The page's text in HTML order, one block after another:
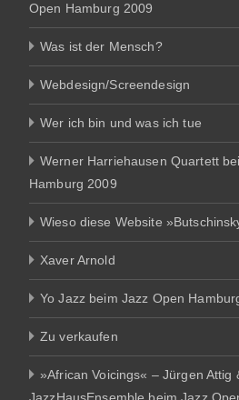
Open Hamburg 2009
Was ist der Mensch?
Webdesign/Screendesign
Wer ich bin und was ich tue
Werner Harriehausen Quartett
Hamburg 2009
Wieso diese Website
Xaver Arnold
Yo Jazz beim Jazz Open
Zu verkaufen
»African Voicings« – Jürgen Attig